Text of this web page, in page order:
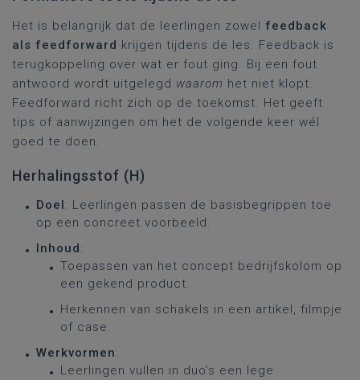
Het is belangrijk dat de leerlingen zowel feedback
als feedforward krijgen tijdens de les. Feedback is
terugkoppeling over wat er fout ging. Bij een fout
antwoord wordt uitgelegd waarom het niet klopt.
Feedforward richt zich op de toekomst. Het geeft
tips of aanwijzingen om het de volgende keer wél
goed te doen.
Herhalingsstof (H)
Doel: Leerlingen passen de basisbegrippen toe
op een concreet voorbeeld.
Inhoud:
Toepassen van het concept bedrijfskolom op
een gekend product.
Herkennen van schakels in een artikel, filmpje
of case.
Werkvormen:
Leerlingen vullen in duo’s een lege